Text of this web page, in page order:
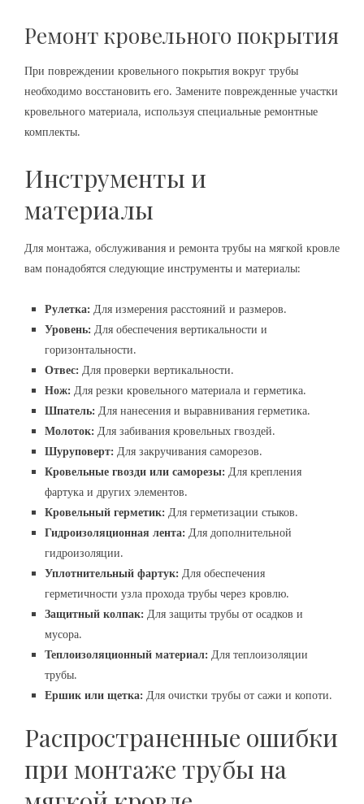
Ремонт кровельного покрытия
При повреждении кровельного покрытия вокруг трубы
необходимо восстановить его. Замените поврежденные участки
кровельного материала, используя специальные ремонтные
комплекты.
Инструменты и
материалы
Для монтажа, обслуживания и ремонта трубы на мягкой кровле
вам понадобятся следующие инструменты и материалы:
Рулетка: Для измерения расстояний и размеров.
Уровень: Для обеспечения вертикальности и
горизонтальности.
Отвес: Для проверки вертикальности.
Нож: Для резки кровельного материала и герметика.
Шпатель: Для нанесения и выравнивания герметика.
Молоток: Для забивания кровельных гвоздей.
Шуруповерт: Для закручивания саморезов.
Кровельные гвозди или саморезы: Для крепления
фартука и других элементов.
Кровельный герметик: Для герметизации стыков.
Гидроизоляционная лента: Для дополнительной
гидроизоляции.
Уплотнительный фартук: Для обеспечения
герметичности узла прохода трубы через кровлю.
Защитный колпак: Для защиты трубы от осадков и
мусора.
Теплоизоляционный материал: Для теплоизоляции
трубы.
Ершик или щетка: Для очистки трубы от сажи и копоти.
Распространенные ошибки
при монтаже трубы на